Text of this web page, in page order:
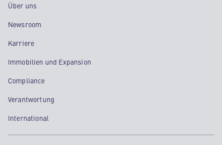
Über uns
Newsroom
Karriere
Immobilien und Expansion
Compliance
Verantwortung
International